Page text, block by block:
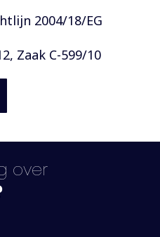
2004/18/EG
Zaak C-599/10
over